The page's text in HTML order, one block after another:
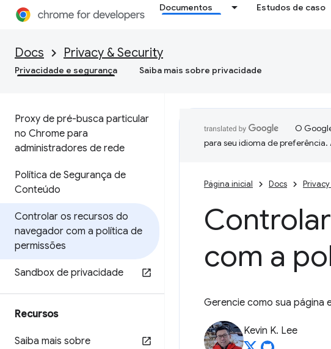
Documentos Estudos de caso
Docs Privacy & Security
Privacidade e segurança Saiba mais sobre privacidade
Proxy de pré-busca particular
no Chrome para
administradores de rede
Política de Segurança de
Conteúdo
Controlar os recursos do
navegador com a política de
permissões
Sandbox de privacidade
Recursos
Saiba mais sobre
O
para seu idioma de
Página inicial Docs
com a
Gerencie como sua página
Kevin K. Lee